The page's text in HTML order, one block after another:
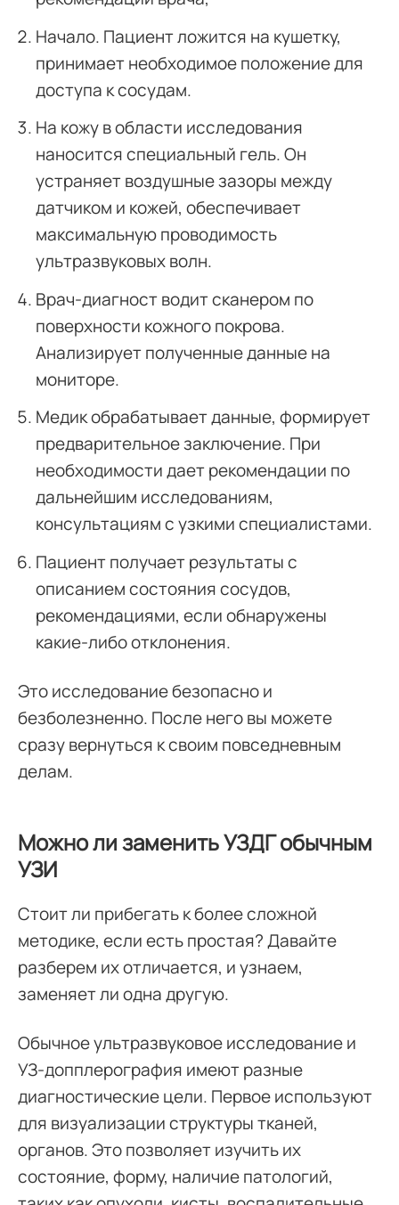
Начало. Пациент ложится на кушетку,
принимает необходимое положение для
доступа к сосудам.
На кожу в области исследования
наносится специальный гель. Он
устраняет воздушные зазоры между
датчиком и кожей, обеспечивает
максимальную проводимость
ультразвуковых волн.
Врач-диагност водит сканером по
поверхности кожного покрова.
Анализирует полученные данные на
мониторе.
Медик обрабатывает данные, формирует
предварительное заключение. При
необходимости дает рекомендации по
дальнейшим исследованиям,
консультациям с узкими специалистами.
Пациент получает результаты с
описанием состояния сосудов,
рекомендациями, если обнаружены
какие-либо отклонения.
Это исследование безопасно и
безболезненно. После него вы можете
сразу вернуться к своим повседневным
делам.
Можно ли заменить УЗДГ обычным
УЗИ
Стоит ли прибегать к более сложной
методике, если есть простая? Давайте
разберем их отличается, и узнаем,
заменяет ли одна другую.
Обычное ультразвуковое исследование и
УЗ-допплерография имеют разные
диагностические цели. Первое используют
для визуализации структуры тканей,
органов. Это позволяет изучить их
состояние, форму, наличие патологий,